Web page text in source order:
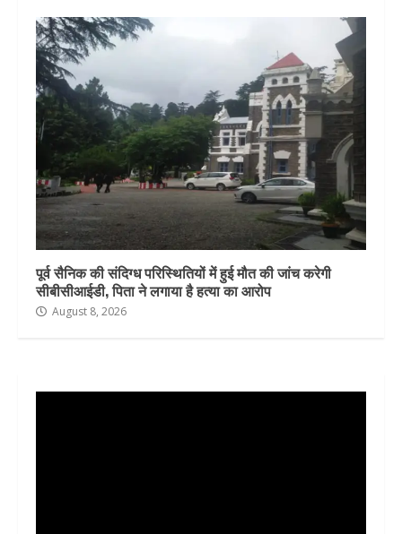
पूर्व सैनिक की संदिग्ध परिस्थितियों में हुई मौत की जांच करेगी
सीबीसीआईडी, पिता ने लगाया है हत्या का आरोप
August 8, 2026